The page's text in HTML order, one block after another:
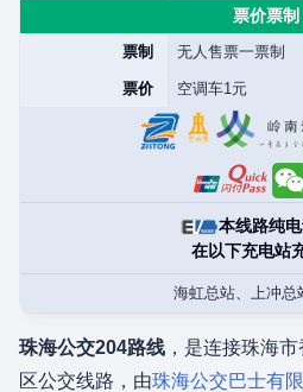
票价票制
票制 无人售票一票制
票价 空调车1元
本线路纯
在以下充电站
海虹总站、上冲总
珠海公交204路线 ，是连接珠海
区公交线路，由珠海公交巴士有